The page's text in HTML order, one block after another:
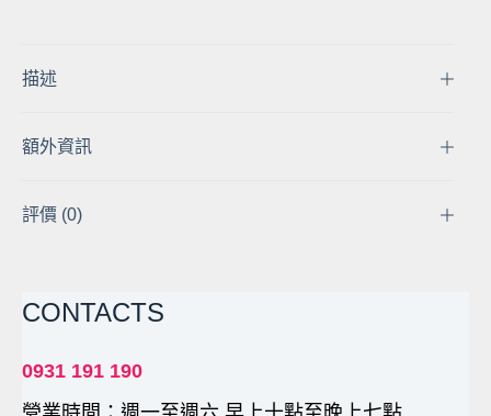
機
攜
納
單
收
描述
額外資訊
評價 (0)
CONTACTS
0931 191 190